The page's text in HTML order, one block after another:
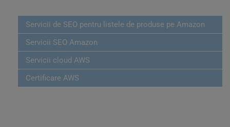
Servicii de SEO pentru listele de produse pe Amazon
Servicii SEO Amazon
Servicii cloud AWS
Certificare AWS